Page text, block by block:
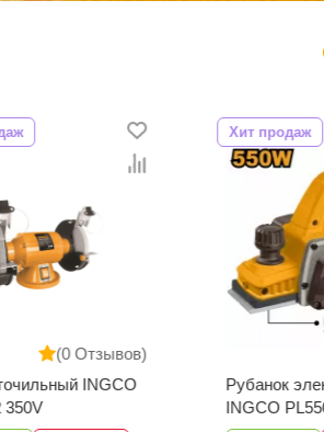
(0 Отзывов)
INGCO
350V
Хит продаж
Рубанок
INGCO